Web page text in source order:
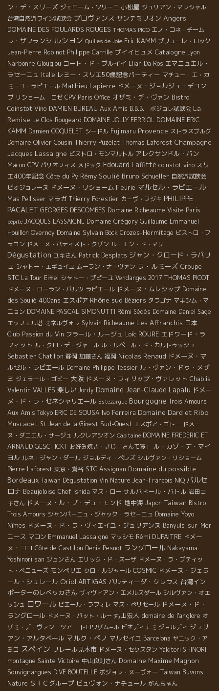
ン・デ・スリーズ ジェローム・ソリーニ 小松屋 ジュリアン・マレシャル
台湾自然派ワイン試飲会 プロヴァンス サンテミリオン Angers
DOMAINE DES FOULARDS ROUGES THOMAS PICO エノ・コネ・チーム
レ・ザフランシ ルシヨン Quilles de Joie Eric KAMM プリューレ・ロック
Jean-Pierre Robinot Philippe Carrille プイイヒュメ Catalogne Lyon
Narbonne Glouglou コート・ド・ブルイイ Elian Da Ros エマニュエル・
ラセーニュ Italie レミー・スリエ50歳記念パーティー マチュー・エ・カ
ミーユ・ラピエール Mathieu Lapierre ドメーヌ・ジョルジュ・デコン
ブ リショーム ロゼ CPV Paris Office オザミ・デ・ヴァン Bistro
Coinstot Vino DAMIEN BUREAU Aux Amis B.B.B. ボジョレ試飲会 La
Remise Le Clos Rougeard DOMAINE JOLLY FERRIOL DOMAINE ERIC
KAMM Damien COQUELET シードル Fujimaru Provence ストラスブルグ
Domaine Olivier Cousin Thierry Puzelat Thomas Laforest Champagne
Jacques Lassaigne ビストロ・モンマルトル アレクサンドル・バン
Macon CPV パリオフィス メドック Edouard Laffitte coinstot vino スリ
エ400年記念 Côte du Py Rémy Soulié Bruno Schueller 自然派試飲会
ビオジョレーヌ ドメーヌ・リショーム Fleurie マルセル・ラピエ－ル
Mas Pellisser マラガ Thierry Forestier カーヴ・フジキ PHILIPPE
PACALET GEORGES DESCOMBES Domaine Richeaume Visite Paris
pépite JACQUES LASSAIGNE Domaine Grégory Guillaume Emmanuel
Houillon Overnoy Domaine Sylvain Bock Crozes-Hermitage ビストロ・フ
ラコン ドメーヌ・バティスト・クザン ル・モン・ド・マリー
Dégustation ユキさん Patrick Desplats ジャン・クロード・ラパリ
ュ シャトー・エギュイユ ムーラン・ナ・ヴァン ラ・ルミーズ Groupe
STC La Tour Eiffel シャトー・プピーユ Vendanges 2017 THOMAS PICOT
ドメーヌ・ローラン・バルツ ラピエール ドメーヌ・ムレシップ Domaine
des Soulié 400ans エスポア Rhône sud Béziers タラゴナ マキシム・マ
ニョン DOMAINE PASCAL SIMONUTTI Rémi Sédès Domaine Daniel Sage
エッフェル塔 ミネルヴォワ Sylvain Richeaume Les Affranchis 日本
Club Passion du Vin フラール・ルージュ Loïc ROURE エドワード・ラ
フィット ル・クロ・デ・ジャール ル・ルペール・ド・カルトゥッシュ
Sebastien Chatillon 静岡 加藤さん 福岡 Nicolas Renaud ドメーヌ・マ
ルセル・ラピエール Domaine Philippe Tessier ル・ヴァン・ドゥ・メザ
ミ ジェラール・ゴビー 大阪 ドメーヌ・フィリップ・ヴァレット Chablis
Valentin VALLES 楽しい Jordy Domaine Jean-Claude Lapalu ドメー
ヌ・ド・ラ・セネシャリエール Estezargue Bourgogne Trois Amours
Aux Amis Tokyo ERIC DE SOUSA Ivo Ferreira Domaine Dard et Ribo
Muscadet St Jean de la Ginest Sud-Ouest エスポア・ゴトー ドメー
ヌ・ダニエル・サージュ ルクレアシオン Capitaine DOMAINE FREDERIC ET
ARNAUD GESCHICKT お好み焼き・きじ「さんて寛」
ル・カゾ・デ・マイ
ヨル ルネ・ジャン・ダール ジョルディ・ペレズ シルヴァン・リショーム
Pierre Laforest 東京・鴬谷 STC Assignan Domaine du possible
Bordeaux Taiwan Dégustation Vin Nature Jean-Francois NIQ バルセ
ロナ Beaujoloise Chef Ishida マス・ロー サルバドール・バトル 岩田コ
キさん ドメーヌ・ル・ブ・デュ・モンド 地中海 Japon Taiwan Bistro
Trois Amours シャンパ－ニュ・ジャック・ラセ－ニュ Domaine Yoyo
Nîmes ドメーヌ・ド・ラ・ヴィエイユ・ジュリアンヌ Banyuls-sur-Mer
ニース マコン Emmanuel Lassaigne マッシモ Rémi DUFAITRE ドメー
ヌ・ヨヨ Côte de Castillon Denis Pesnot ラングロール Nakayama
Yoshinori san ジュンさん エリック・ド・スーザ ドメーヌ・ラ・プティッ
ト・べニューズ モンペリエ クロ・ルジャール COSMIC ドメーヌ・ジェラ
ール・シュレール Oriol ARTIGAS パルティーダ・クレウス 台湾イン
ポーターのレベッカさん ヴィヴィアン・エメルスダール シルヴァン・オエ
ッシュ ロワール ピエール・ラフォレ マス・ぺリセール ドメーヌ・ド・
ラングロール ドメーヌ・パット・ルー 丸山宏人 domaine de l'anglore オ
ザミ・デ・ヴァン ツアー トロワザム−ル ビオディナミ ジョルディ ジュリ
アン・アルタベール マルク・ぺノ マルセイユ Barcelona ヤニック・ア
ミロ スペイン リレール見本市 ドメーヌ・セクスタン Yakitori SHINORI
montagne Sainte Victoire 中山良則さん Domaine Maxime Magnon
Souvignargues DIVE BOUTELLE ボジョレ・ヌーヴォー Taiwan Buvons
Nature ＳＴＣグループ ビュヴォン・ナチュール がんちゃん